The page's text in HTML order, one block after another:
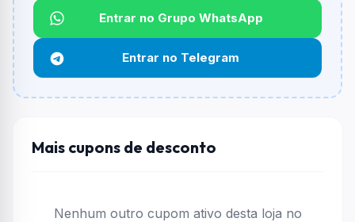
Qual é o desconto máximo?
Não informado ou sem limite.
Funciona em qualquer produto?
Não necessariamente. Depende de itens participantes
e alguns vendedores ou produtos especificos podem
Entrar no Grupo WhatsApp
Entrar no Telegram
Mais cupons de desconto
Nenhum outro cupom ativo desta loja no